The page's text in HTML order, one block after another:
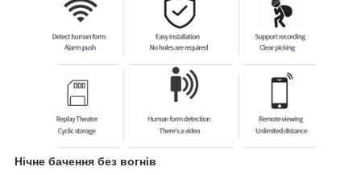
Нічне бачення без вогнів